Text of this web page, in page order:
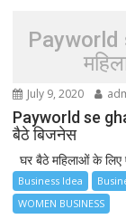
Payworld
July 9, 2020
Payworld se
बैठे बिजनेस
घर बैठे महिलाओं के लिए
Business Idea
WOMEN BUSINESS